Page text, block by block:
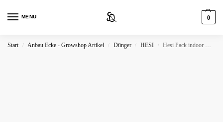
MENU 0
Start / Anbau Ecke - Growshop Artikel / Dünger / HESI / Hesi Pack indoor & outdoor